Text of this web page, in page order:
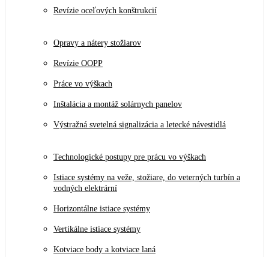
Revízie oceľových konštrukcií
Opravy a nátery stožiarov
Revízie OOPP
Práce vo výškach
Inštalácia a montáž solárnych panelov
Výstražná svetelná signalizácia a letecké návestidlá
Technologické postupy pre prácu vo výškach
Istiace systémy na veže, stožiare, do veterných turbín a
vodných elektrární
Horizontálne istiace systémy
Vertikálne istiace systémy
Kotviace body a kotviace laná